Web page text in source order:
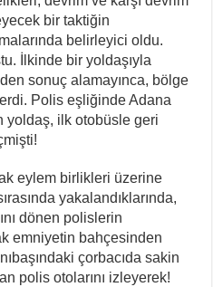
bir taktiğin
belirleyici oldu.
İlkinde bir yoldaşıyla
sonuç alamayınca, bölge
Polis eşliğinde Adana
yoldaş, ilk otobüsle geri
eylem birlikleri üzerine
yakalandıklarında,
dönen polislerin
emniyetin bahçesinden
çorbacıda sakin
polis otolarını izleyerek!